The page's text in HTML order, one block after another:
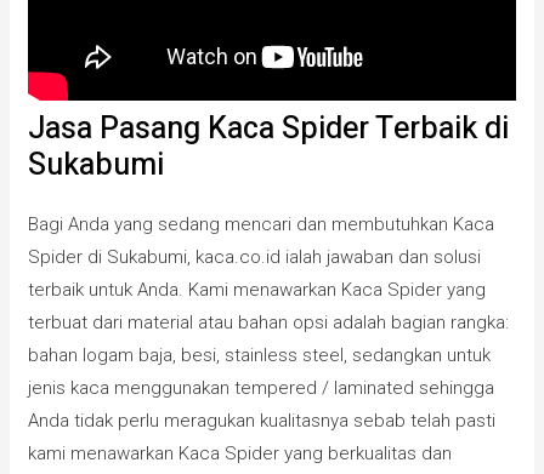
Jasa Pasang Kaca Spider Terbaik di
Sukabumi
Bagi Anda yang sedang mencari dan membutuhkan Kaca
Spider di Sukabumi, kaca.co.id ialah jawaban dan solusi
terbaik untuk Anda. Kami menawarkan Kaca Spider yang
terbuat dari material atau bahan opsi adalah bagian rangka:
bahan logam baja, besi, stainless steel, sedangkan untuk
jenis kaca menggunakan tempered / laminated sehingga
Anda tidak perlu meragukan kualitasnya sebab telah pasti
kami menawarkan Kaca Spider yang berkualitas dan